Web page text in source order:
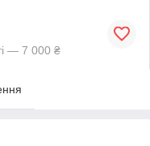
— 7 000 ₴